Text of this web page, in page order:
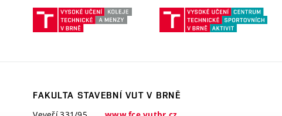
(externí
FAKULTA STAVEBNÍ VUT V BRNĚ